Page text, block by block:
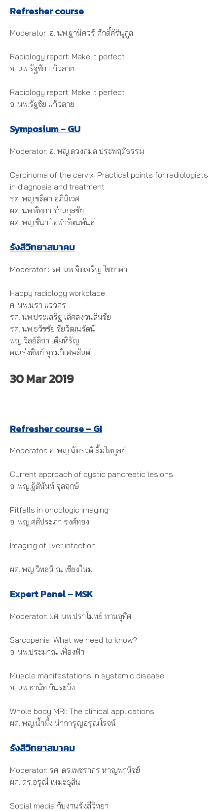
Refresher course
Moderator: อ. นพ.ฐานิศวร์ ศักดิ์ศิรินุกูล
Radiology report: Make it perfect
อ. นพ.รัฐชัย แก้วลาย
Radiology report: Make it perfect
อ. นพ.รัฐชัย แก้วลาย
Symposium – GU
Moderator: อ. พญ.ดวงกมล ประพฤติธรรม
Carcinoma of the cervix: Practical points for radiologists
in diagnosis and treatment
รศ. พญ.ชลิดา อภินิเวศ
ผศ. นพ.พิทยา ด่านกุลชัย
ผศ. พญ.ชินา โอฬารัตนพันธ์
รังสีวิทยาสมาคม
Moderator : รศ. นพ.จิตเจริญ ไชยาคํา
Happy radiology workplace
ศ. นพ.นรา แววศร
รศ. นพ.ประเสริฐ เลิศสงวนสินชัย
รศ. นพ.ธวัชชัย ชัยวัฒนรัตน์
พญ.วัลย์ลิกา เต็มหิรัญ
คุณรุ่งทิพย์ อุดมวิเศษสันต์
30 Mar 2019
Refresher course – GI
Moderator: อ. พญ.ฉัตรวดี ลิ้มไพบูลย์
Current approach of cystic pancreatic lesions
อ. พญ.ฐิตินันท์ จุลฤกษ์
Pitfalls in oncologic imaging
อ. พญ.ศศิประภา รงค์ทอง
Imaging of liver infection
ผศ. พญ.วิทธนี ณ เชียงใหม่
Expert Panel – MSK
Moderator: ผศ. นพ.ปราโมทย์ ทานอุทิศ
Sarcopenia: What we need to know?
อ. นพ.ประมาณ เฟื่องฟ้า
Muscle manifestations in systemic disease
อ. นพ.ธานัท กันระวัง
Whole body MRI: The clinical applications
ผศ. พญ.น้ําผึ้ง นําการุญอรุณโรจน์
รังสีวิทยาสมาคม
Moderator: รศ. ดร.เพชรากร หาญพานิชย์
ผศ. ดร.อรุณี เหมะธุลิน
Social media กับงานรังสีวิทยา